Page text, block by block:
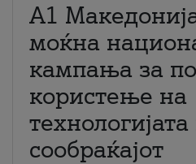
A1
моќна
кампања за
користење на
технологијата
сообраќајот